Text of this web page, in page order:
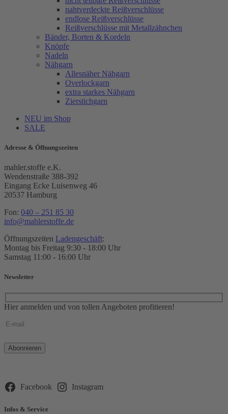
nahtverdeckte Reißverschlüsse
endlose Reißverschlüsse
Reißverschlüsse mit Metallzähnchen
Bänder, Borten & Kordeln
Knöpfe
Nadeln
Nähgarn
Allesnäher Nähgarn
Overlockgarn
extra starkes Nähgarn
Zierstichgarn
NEU im Shop
SALE
Adresse & Öffnungszeiten
mahler.stoffe e.K.
Wendenstraße 388-392
Eingang Ecke Luisenweg 46
20537 Hamburg
Fon: 040 – 251 85 30
info@mahlerstoffe.de
Öffnungszeiten Ladengeschäft:
Montag bis Freitag 9:30 - 18:00 Uhr
Samstag 11:00 - 16:00 Uhr
Newsletter
Hier anmelden und von tollen Angeboten profitieren!
Bitte
lasse
leer.
Facebook Instagram
Infos & Service